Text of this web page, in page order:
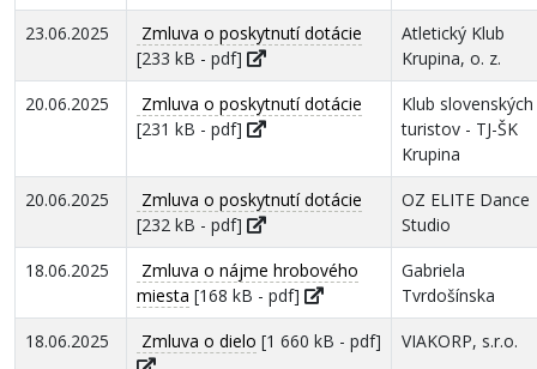
23.06.2025
Zmluva o poskytnutí dotácie
[233 kB - pdf]
Atletický Klub
Krupina, o. z.
20.06.2025
Zmluva o poskytnutí dotácie
[231 kB - pdf]
Klub slovenských
turistov - TJ-ŠK
Krupina
20.06.2025
Zmluva o poskytnutí dotácie
[232 kB - pdf]
OZ ELITE Dance
Studio
18.06.2025
Zmluva o nájme hrobového
miesta [168 kB - pdf]
Gabriela
Tvrdošínska
18.06.2025
Zmluva o dielo [1 660 kB - pdf] VIAKORP, s.r.o.